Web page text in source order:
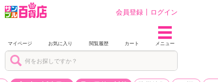
会員登録 ログイン
マイページ お気に入り 閲覧履歴 カート メニュー